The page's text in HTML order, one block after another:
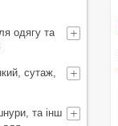
одягу та
сутаж,
та інш